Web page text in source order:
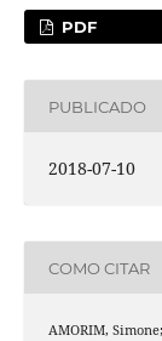
PDF
PUBLICADO
2018-07-10
COMO CITAR
AMORIM,